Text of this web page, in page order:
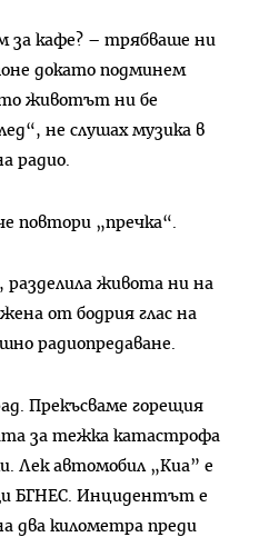
за кафе? – трябваше ни
докато подминем
животът ни бе
не слушах музика в
радио.
повтори „пречка“.
живота ни на
от бодрия глас на
радиопредаване.
Прекъсваме горещия
за тежка катастрофа
Лек автомобил „Киа” е
БГНЕС. Инцидентът е
два километра преди